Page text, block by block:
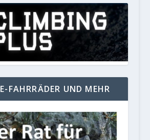
FAHRRÄDER UND MEHR